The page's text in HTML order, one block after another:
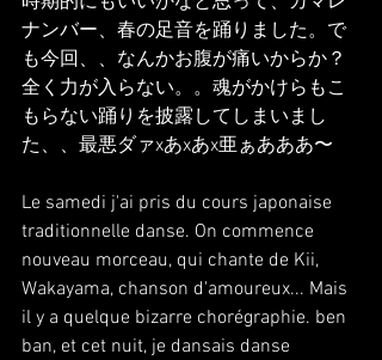
ナンバー、春の足音を踊りました。で
も今回、、なんかお腹が痛いからか？
全く力が入らない。。魂がかけらもこ
もらない踊りを披露してしまいまし
た、、最悪ダァxあxあx亜ぁあああ〜
Le samedi j'ai pris du cours japonaise
traditionnelle danse. On commence
nouveau morceau, qui chante de Kii,
Wakayama, chanson d'amoureux... Mais
il y a quelque bizarre chorégraphie. ben
ban, et cet nuit, je dansais danse